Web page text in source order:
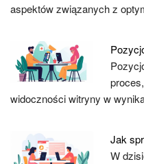
aspektów związanych z
widoczności witryny w
Jak
W